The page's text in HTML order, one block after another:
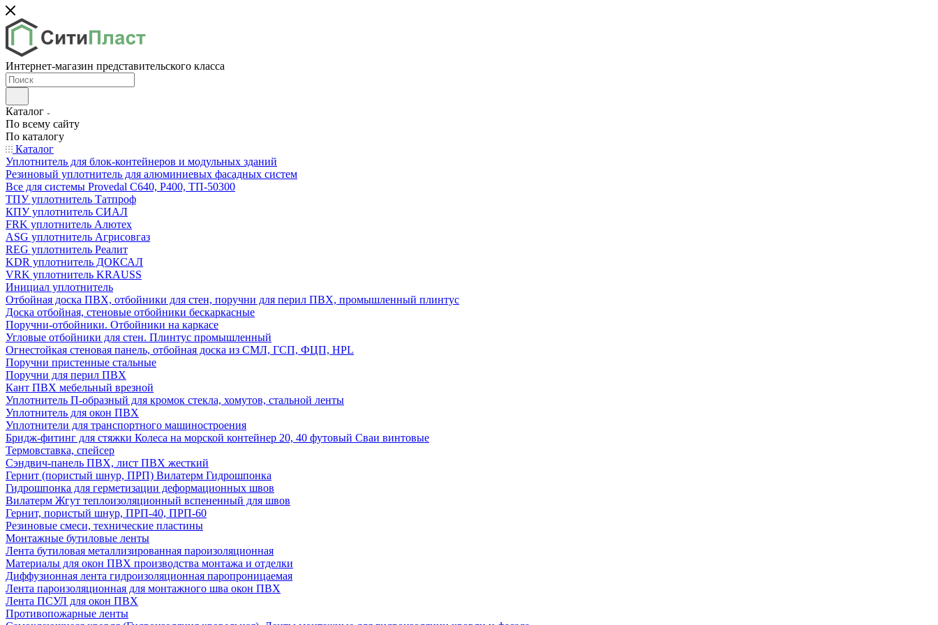
Интернет-магазин представительского класса
Каталог
По всему сайту
По каталогу
Каталог
Уплотнитель для блок-контейнеров и модульных зданий
Резиновый уплотнитель для алюминиевых фасадных систем
Все для системы Provedal С640, Р400, ТП-50300
ТПУ уплотнитель Татпроф
КПУ уплотнитель СИАЛ
FRK уплотнитель Алютех
ASG уплотнитель Агрисовгаз
REG уплотнитель Реалит
KDR уплотнитель ДОКСАЛ
VRK уплотнитель KRAUSS
Инициал уплотнитель
Отбойная доска ПВХ, отбойники для стен, поручни для перил ПВХ, промышленный плинтус
Доска отбойная, стеновые отбойники бескаркасные
Поручни-отбойники. Отбойники на каркасе
Угловые отбойники для стен. Плинтус промышленный
Огнестойкая стеновая панель, отбойная доска из СМЛ, ГСП, ФЦП, HPL
Поручни пристенные стальные
Поручни для перил ПВХ
Кант ПВХ мебельный врезной
Уплотнитель П-образный для кромок стекла, хомутов, стальной ленты
Уплотнитель для окон ПВХ
Уплотнители для транспортного машиностроения
Бридж-фитинг для стяжки Колеса на морской контейнер 20, 40 футовый Сваи винтовые
Термовставка, спейсер
Сэндвич-панель ПВХ, лист ПВХ жесткий
Гернит (пористый шнур, ПРП) Вилатерм Гидрошпонка
Гидрошпонка для герметизации деформационных швов
Вилатерм Жгут теплоизоляционный вспененный для швов
Гернит, пористый шнур, ПРП-40, ПРП-60
Резиновые смеси, технические пластины
Монтажные бутиловые ленты
Лента бутиловая металлизированная пароизоляционная
Материалы для окон ПВХ производства монтажа и отделки
Диффузионная лента гидроизоляционная паропроницаемая
Лента пароизоляционная для монтажного шва окон ПВХ
Лента ПСУЛ для окон ПВХ
Противопожарные ленты